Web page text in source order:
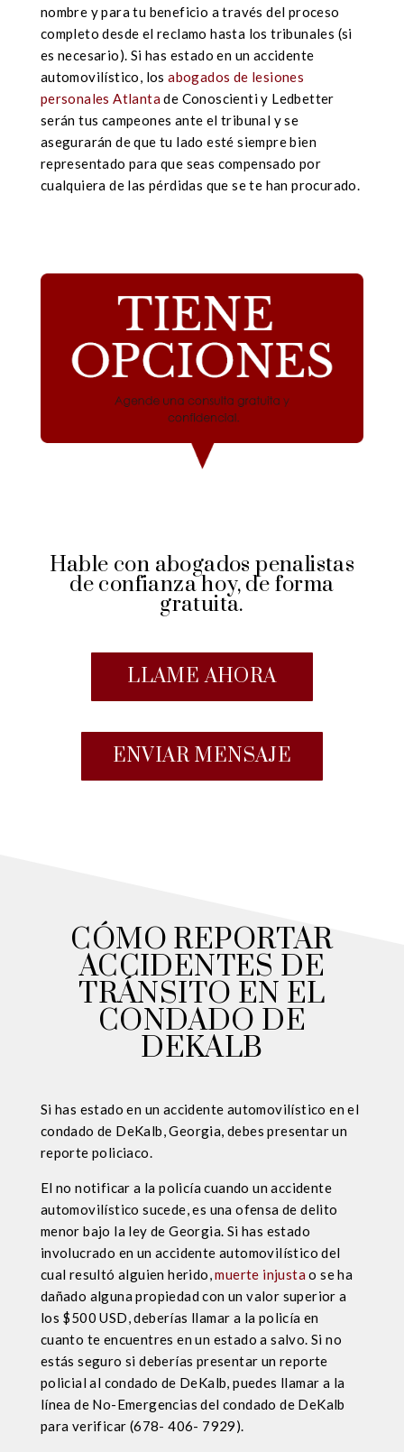
nombre y para tu beneficio a través del proceso
completo desde el reclamo hasta los tribunales (si
es necesario). Si has estado en un accidente
automovilístico, losabogados de lesiones
personales Atlantade Conoscienti y Ledbetter
serán tus campeones ante el tribunal y se
asegurarán de que tu lado esté siempre bien
representado para que seas compensado por
cualquiera de las pérdidas que se te han procurado.
Hable con abogados penalistas
de confianza hoy, de forma
gratuita.
LLAME AHORA
ENVIAR MENSAJE
CÓMO REPORTAR
ACCIDENTES DE
TRÁNSITO EN EL
CONDADO DE
DEKALB
Si has estado en un accidente automovilístico en el
condado de DeKalb, Georgia, debes presentar un
reporte policiaco.
El no notificar a la policía cuando un accidente
automovilístico sucede, es una ofensa de delito
menor bajo la ley de Georgia. Si has estado
involucrado en un accidente automovilístico del
cual resultó alguien herido,muerte injusta o se ha
dañado alguna propiedad con un valor superior a
los $500 USD, deberías llamar a la policía en
cuanto te encuentres en un estado a salvo. Si no
estás seguro si deberías presentar un reporte
policial al condado de DeKalb, puedes llamar a la
línea de No-Emergencias del condado de DeKalb
para verificar (678- 406- 7929).